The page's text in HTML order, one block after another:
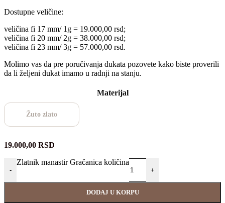
Dostupne veličine:
veličina fi 17 mm/ 1g = 19.000,00 rsd;
veličina fi 20 mm/ 2g = 38.000,00 rsd;
veličina fi 23 mm/ 3g = 57.000,00 rsd.
Molimo vas da pre poručivanja dukata pozovete kako biste proverili
da li željeni dukat imamo u radnji na stanju.
Materijal
Žuto zlato
19.000,00 RSD
-
Zlatnik manastir Gračanica količina
+
DODAJ U KORPU